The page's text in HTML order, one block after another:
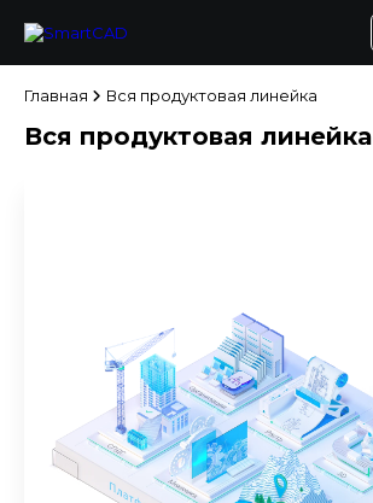
Главная Вся продуктовая линейка
Вся продуктовая линейка